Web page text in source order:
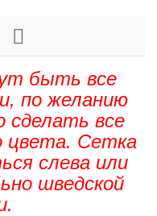
быть все
по желанию
сделать все
цвета. Сетка
слева или
шведской